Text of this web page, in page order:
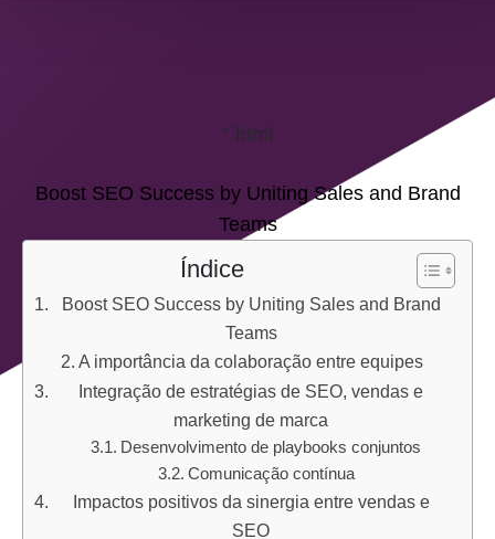
“`html
Boost SEO Success by Uniting Sales and Brand
Teams
Índice
Boost SEO Success by Uniting Sales and Brand
Teams
A importância da colaboração entre equipes
Integração de estratégias de SEO, vendas e
marketing de marca
Desenvolvimento de playbooks conjuntos
Comunicação contínua
Impactos positivos da sinergia entre vendas e
SEO